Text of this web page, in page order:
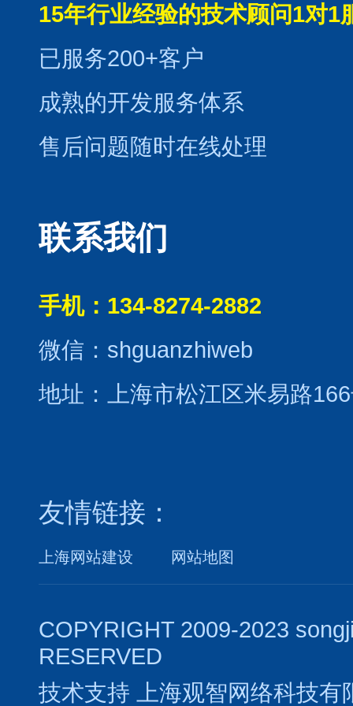
15年行业经验的技术顾问1对1
已服务200+客户
成熟的开发服务体系
售后问题随时在线处理
联系我们
手机：134-8274-2882
微信：shguanzhiweb
地址：上海市松江区米易路
友情链接：
上海网站建设 网站地图
COPYRIGHT 2009-2023
RESERVED
技术支持
上海观智网络科技有